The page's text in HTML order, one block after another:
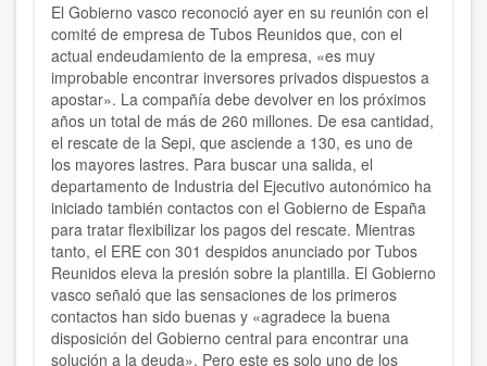
El Gobierno vasco reconoció ayer en su reunión con el
comité de empresa de Tubos Reunidos que, con el
actual endeudamiento de la empresa, «es muy
improbable encontrar inversores privados dispuestos a
apostar». La compañía debe devolver en los próximos
años un total de más de 260 millones. De esa cantidad,
el rescate de la Sepi, que asciende a 130, es uno de
los mayores lastres. Para buscar una salida, el
departamento de Industria del Ejecutivo autonómico ha
iniciado también contactos con el Gobierno de España
para tratar flexibilizar los pagos del rescate. Mientras
tanto, el ERE con 301 despidos anunciado por Tubos
Reunidos eleva la presión sobre la plantilla. El Gobierno
vasco señaló que las sensaciones de los primeros
contactos han sido buenas y «agradece la buena
disposición del Gobierno central para encontrar una
solución a la deuda». Pero este es solo uno de los